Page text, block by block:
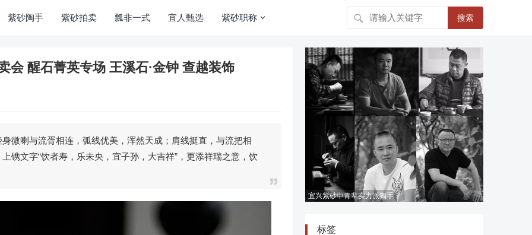
紫砂陶手 紫砂拍卖 瓢非一式 宜人甄选 紫砂职称 搜索
会 醒石菁英专场 王溪石·金钟 查越装饰
微喇与流胥相连，弧线优美，浑然天成；肩线挺直，与流把相
镌文字“饮者寿，乐未央，宜子孙，大吉祥”，更添祥瑞之意，饮
宜兴紫砂中青辈实力派陶手
标签